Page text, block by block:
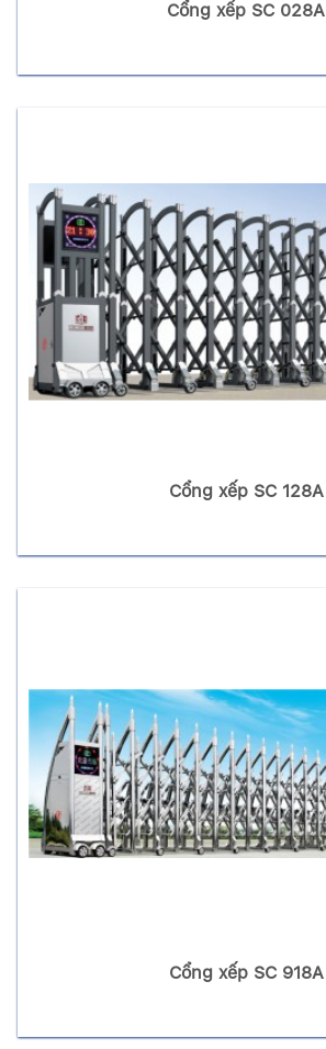
Cổng xếp SC 028A
Cổng xếp SC 128A
Cổng xếp SC 918A